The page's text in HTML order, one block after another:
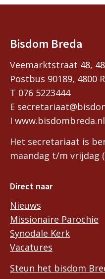
Bisdom Breda
Veemarktstraat 48,
Postbus 90189, 4800
T 076 5223444
E
I www.bisdombreda.nl
Het secretariaat is
maandag t/m vrijdag
Direct naar
Nieuws
Missionaire Parochie
Synodale Kerk
Vacatures
Steun het bisdom